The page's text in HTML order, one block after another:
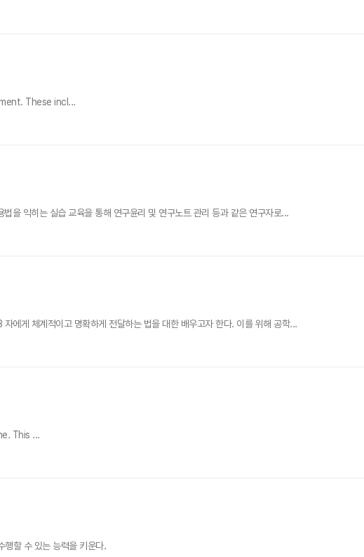
These incl...
을 익히는 실습 교육을 통해 연구윤리 및 연구노트 관리 등과 같은 연구자로...
에게 체계적이고 명확하게 전달하는 법을 대한 배우고자 한다. 이를 위해 공학...
This ...
행할 수 있는 능력을 키운다.